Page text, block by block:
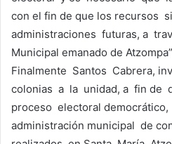
con el fin de que los recursos
administraciones futuras, a
Municipal emanado de
Finalmente Santos Cabrera,
colonias a la unidad, a fin de
proceso electoral
administración municipal de